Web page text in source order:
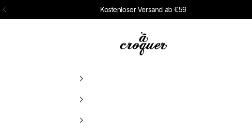
Zurück Kostenloser Versand ab €59
à croquer